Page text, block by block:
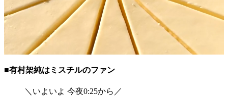
■有村架純はミスチルのファン
＼いよいよ 今夜0:25から／